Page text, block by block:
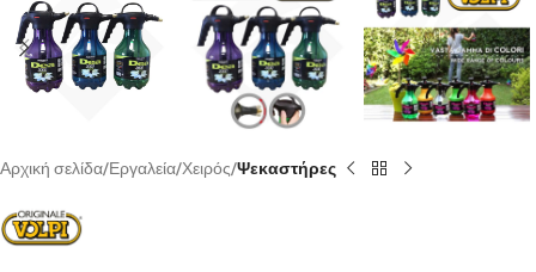
Αρχική σελίδα Εργαλεία Χειρός Ψεκαστήρες